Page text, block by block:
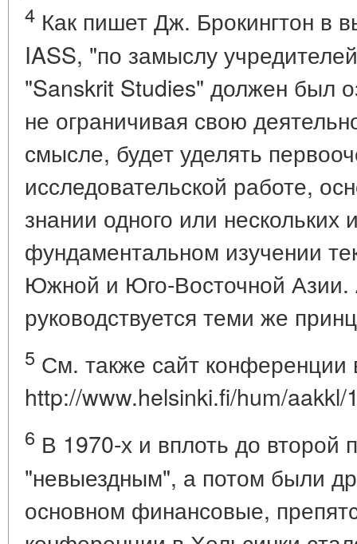
4 Как пишет Дж. Брокингтон в
IASS, "по замыслу
"Sanskrit Studies" должен был
не ограничивая свою
смысле, будет уделять
исследовательской работе,
знании одного или нескольких
фундаментальном изучении
Южной и Юго-Восточной Азии.
руководствуется теми же
5 См. также сайт конференции
http://www.helsinki.fi/hum/aakkl/
6 В 1970-х и вплоть до второй
"невыездным", а потом были
основном финансовые,